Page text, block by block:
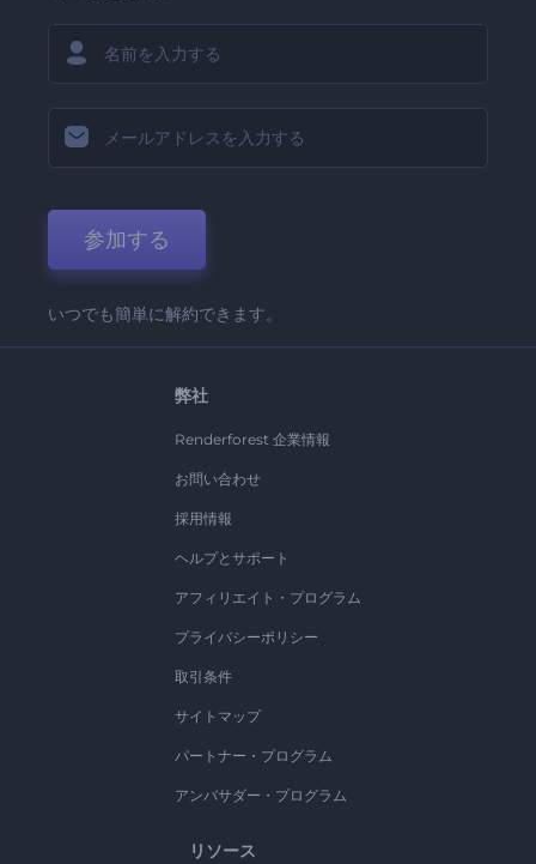
参加する
いつでも簡単に解約できます。
弊社
Renderforest 企業情報
お問い合わせ
採用情報
ヘルプとサポート
アフィリエイト・プログラム
プライバシーポリシー
取引条件
サイトマップ
パートナー・プログラム
アンバサダー・プログラム
リソース